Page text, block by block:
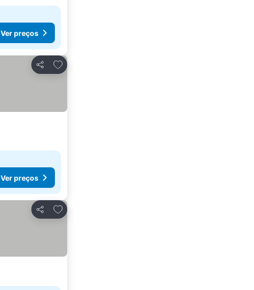
Ver preços
Partilhar
Adicionar aos favoritos
Ver preços
Partilhar
Adicionar aos favoritos